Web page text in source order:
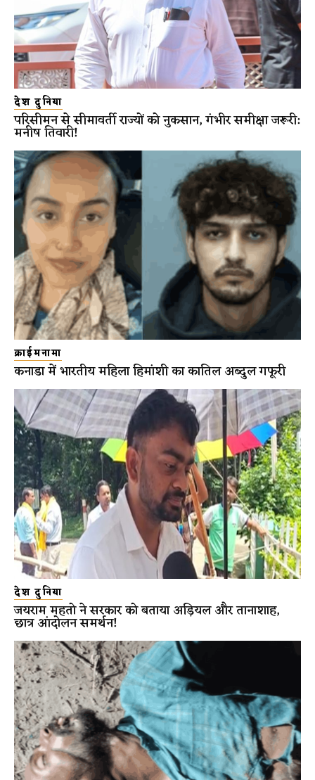
देश दुनिया
परिसीमन से सीमावर्ती राज्यों को नुकसान, गंभीर समीक्षा जरूरी:
मनीष तिवारी!
क्राईमनामा
कनाडा में भारतीय महिला हिमांशी का कातिल अब्दुल गफूरी
देश दुनिया
जयराम महतो ने सरकार को बताया अड़ियल और तानाशाह,
छात्र आंदोलन समर्थन!